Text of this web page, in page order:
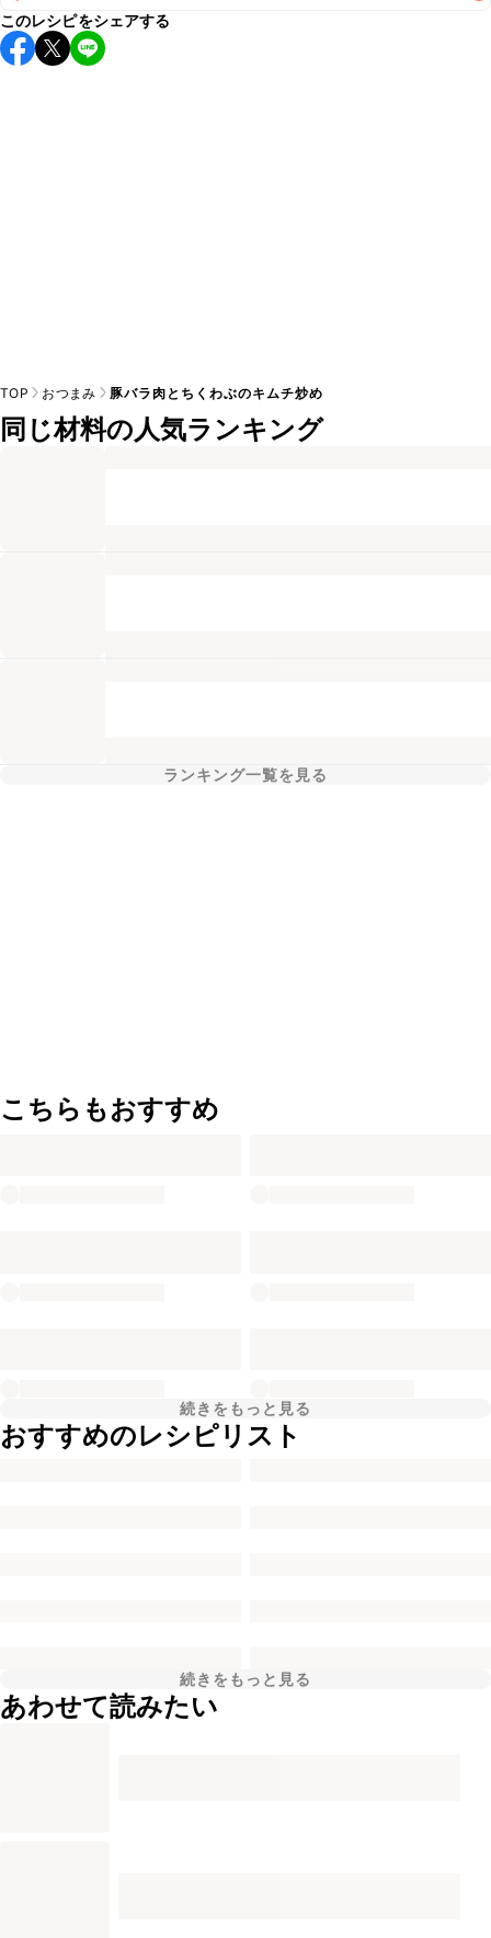
保存期間は冷蔵で翌日中が目安です。なるべくお早めにお召
し上がりください。
このレシピをシェアする
TOP おつまみ 豚バラ肉とちくわぶのキムチ炒め
同じ材料の人気ランキング
ランキング一覧を見る
こちらもおすすめ
続きをもっと見る
おすすめのレシピリスト
続きをもっと見る
あわせて読みたい